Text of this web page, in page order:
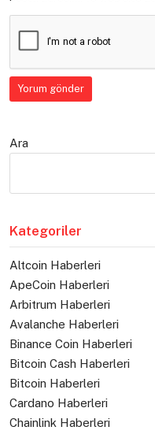
Ara
Kategoriler
Altcoin Haberleri
ApeCoin Haberleri
Arbitrum Haberleri
Avalanche Haberleri
Binance Coin Haberleri
Bitcoin Cash Haberleri
Bitcoin Haberleri
Cardano Haberleri
Chainlink Haberleri